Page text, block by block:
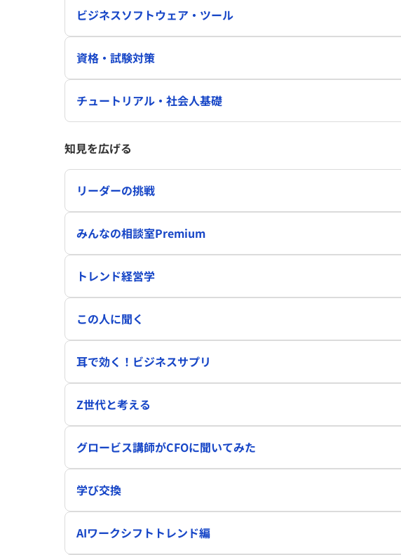
ビジネスソフトウェア・ツール
資格・試験対策
チュートリアル・社会人基礎
知見を広げる
リーダーの挑戦
みんなの相談室Premium
トレンド経営学
この人に聞く
耳で効く！ビジネスサプリ
Z世代と考える
グロービス講師がCFOに聞いてみた
学び交換
AIワークシフトトレンド編